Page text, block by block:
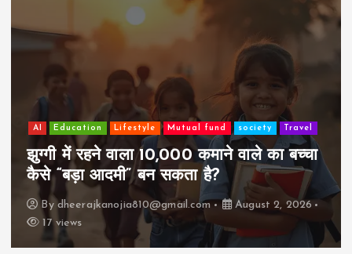
AI Education Lifestyle Mutual fund society Travel
झुग्गी में रहने वाला 10,000 कमाने वाले का बच्चा
कैसे “बड़ा आदमी” बन सकता है?
By dheerajkanojia810@gmail.com
August 2, 2026
17 views